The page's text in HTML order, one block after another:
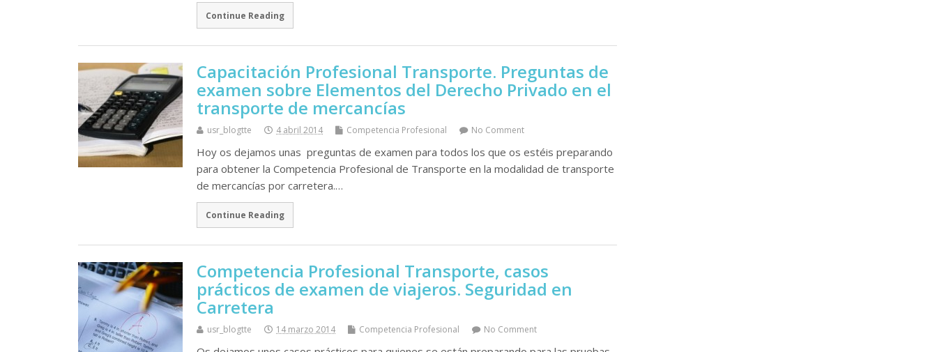
Continue Reading
Capacitación Profesional Transporte. Preguntas de
examen sobre Elementos del Derecho Privado en el
transporte de mercancí­as
usr_blogtte 4 abril 2014 Competencia Profesional No Comment
Hoy os dejamos unas preguntas de examen para todos los que os estéis preparando
para obtener la Competencia Profesional de Transporte en la modalidad de transporte
de mercancí­as por carretera.…
Continue Reading
Competencia Profesional Transporte, casos
prácticos de examen de viajeros. Seguridad en
Carretera
usr_blogtte 14 marzo 2014 Competencia Profesional No Comment